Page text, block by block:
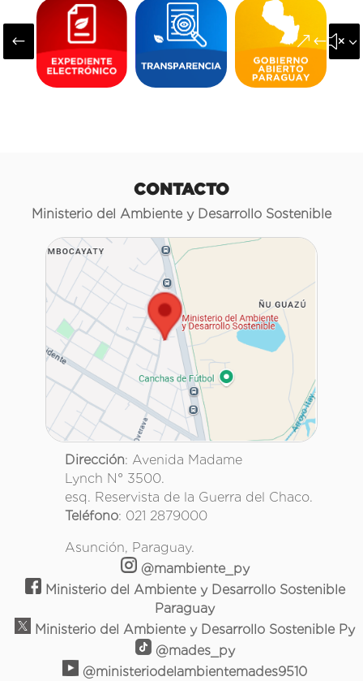
#
CONTACTO
Ministerio del Ambiente y Desarrollo Sostenible
Dirección: Avenida Madame
Lynch N° 3500.
esq. Reservista de la Guerra del Chaco.
Teléfono: 021 2879000
Asunción, Paraguay.
@mambiente_py
Ministerio del Ambiente y Desarrollo Sostenible
Paraguay
Ministerio del Ambiente y Desarrollo Sostenible Py
@mades_py
@ministeriodelambientemades9510